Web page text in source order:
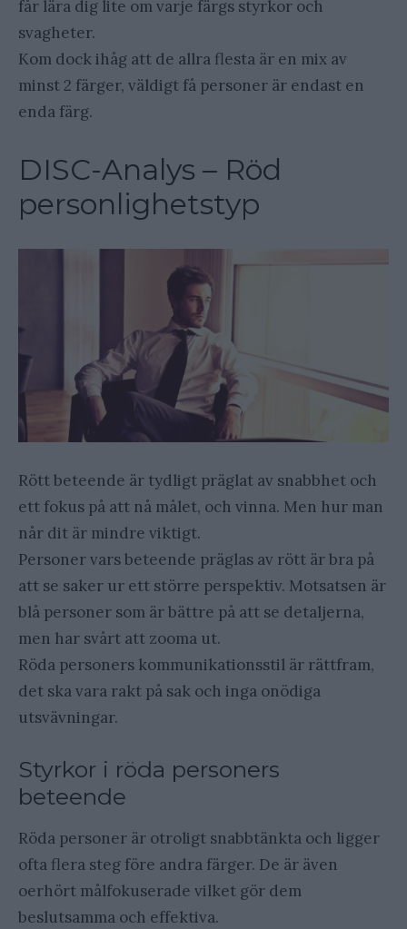
får lära dig lite om varje färgs styrkor och
svagheter.
Kom dock ihåg att de allra flesta är en mix av
minst 2 färger, väldigt få personer är endast en
enda färg.
DISC-Analys – Röd
personlighetstyp
Rött beteende är tydligt präglat av snabbhet och
ett fokus på att nå målet, och vinna. Men hur man
når dit är mindre viktigt.
Personer vars beteende präglas av rött är bra på
att se saker ur ett större perspektiv. Motsatsen är
blå personer som är bättre på att se detaljerna,
men har svårt att zooma ut.
Röda personers kommunikationsstil är rättfram,
det ska vara rakt på sak och inga onödiga
utsvävningar.
Styrkor i röda personers
beteende
Röda personer är otroligt snabbtänkta och ligger
ofta flera steg före andra färger. De är även
oerhört målfokuserade vilket gör dem
beslutsamma och effektiva.